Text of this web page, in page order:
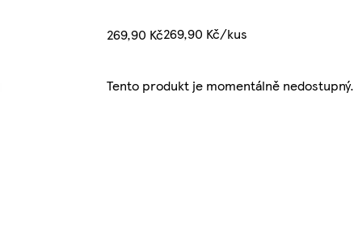
269,90 Kč269,90 Kč/kus
Tento produkt je momentálně nedostupný.